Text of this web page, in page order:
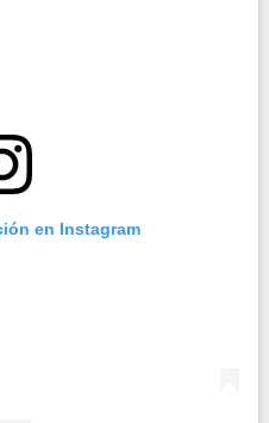
en Instagram